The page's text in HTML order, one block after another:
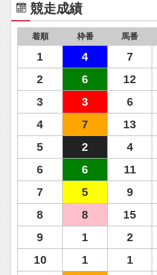
競走成績
着順 枠番 馬番
1 4 7
2
6 12
3
3 6
4
7 13
5
2 4
6
6 11
7
5 9
8
8 15
9
1 2
10
1 1